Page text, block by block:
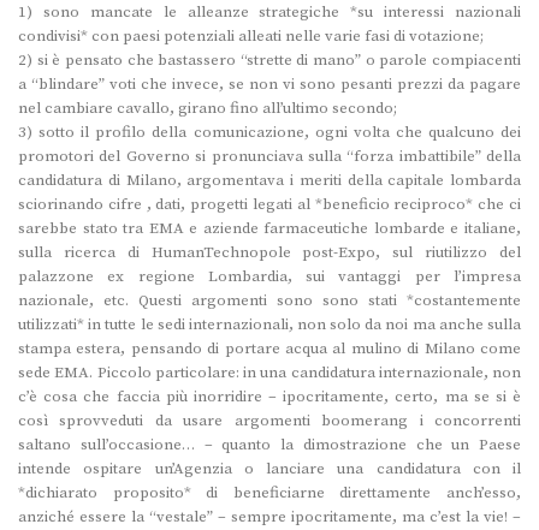
1) sono mancate le alleanze strategiche *su interessi nazionali
condivisi* con paesi potenziali alleati nelle varie fasi di votazione;
2) si è pensato che bastassero “strette di mano” o parole compiacenti
a “blindare” voti che invece, se non vi sono pesanti prezzi da pagare
nel cambiare cavallo, girano fino all’ultimo secondo;
3) sotto il profilo della comunicazione, ogni volta che qualcuno dei
promotori del Governo si pronunciava sulla “forza imbattibile” della
candidatura di Milano, argomentava i meriti della capitale lombarda
sciorinando cifre , dati, progetti legati al *beneficio reciproco* che ci
sarebbe stato tra EMA e aziende farmaceutiche lombarde e italiane,
sulla ricerca di HumanTechnopole post-Expo, sul riutilizzo del
palazzone ex regione Lombardia, sui vantaggi per l’impresa
nazionale, etc. Questi argomenti sono sono stati *costantemente
utilizzati* in tutte le sedi internazionali, non solo da noi ma anche sulla
stampa estera, pensando di portare acqua al mulino di Milano come
sede EMA. Piccolo particolare: in una candidatura internazionale, non
c’è cosa che faccia più inorridire – ipocritamente, certo, ma se si è
così sprovveduti da usare argomenti boomerang i concorrenti
saltano sull’occasione… – quanto la dimostrazione che un Paese
intende ospitare un’Agenzia o lanciare una candidatura con il
*dichiarato proposito* di beneficiarne direttamente anch’esso,
anziché essere la “vestale” – sempre ipocritamente, ma c’est la vie! –